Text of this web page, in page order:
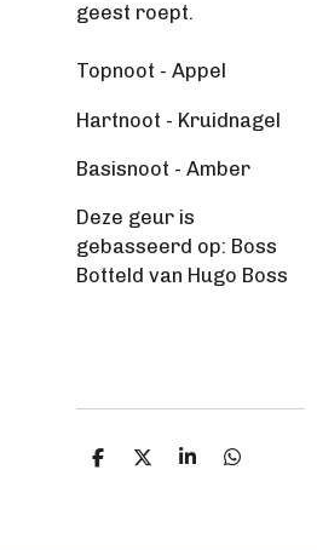
geest roept.
Topnoot - Appel
Hartnoot - Kruidnagel
Basisnoot - Amber
Deze geur is
gebasseerd op: Boss
Botteld van Hugo Boss
D
D
S
D